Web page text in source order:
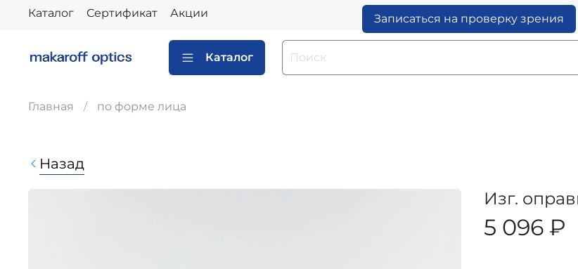
Каталог Сертификат Акции Записаться на проверку зрения
Каталог
Главная по форме лица
Назад
Изг.
5 096 ₽